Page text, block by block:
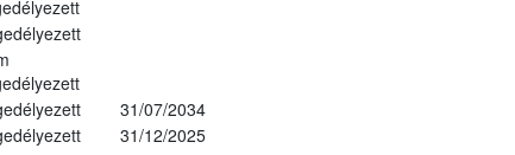
31/07/2034
31/12/2025